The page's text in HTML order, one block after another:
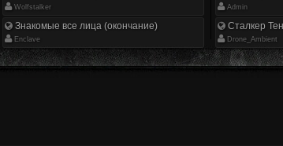
Wolfstalker
Знакомые все лица (окончание)
Enclave
Аdmin
Сталкер
Drone_Ambient